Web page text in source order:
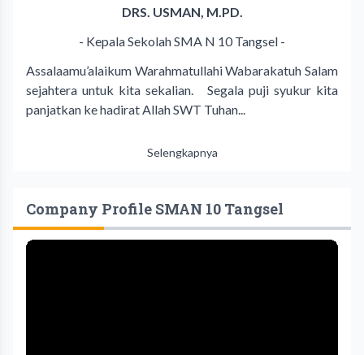
DRS. USMAN, M.PD.
- Kepala Sekolah SMA N 10 Tangsel -
Assalaamu’alaikum Warahmatullahi Wabarakatuh Salam
sejahtera untuk kita sekalian. Segala puji syukur kita
panjatkan ke hadirat Allah SWT Tuhan...
Selengkapnya
Company Profile SMAN 10 Tangsel